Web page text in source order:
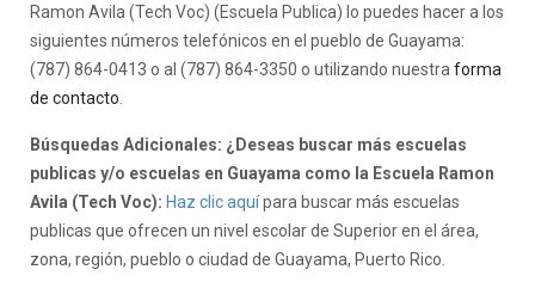
Ramon Avila (Tech Voc) (Escuela Publica) lo puedes hacer a los
siguientes números telefónicos en el pueblo de Guayama:
(787) 864-0413 o al (787) 864-3350 o utilizando nuestra forma
de contacto
Búsquedas Adicionales: ¿Deseas buscar más escuelas
publicas y/o escuelas en Guayama como la Escuela Ramon
Avila (Tech Voc): Haz clic aquípara buscar más escuelas
publicas que ofrecen un nivel escolar de Superior en el área,
zona, región, pueblo o ciudad de Guayama, Puerto Rico.